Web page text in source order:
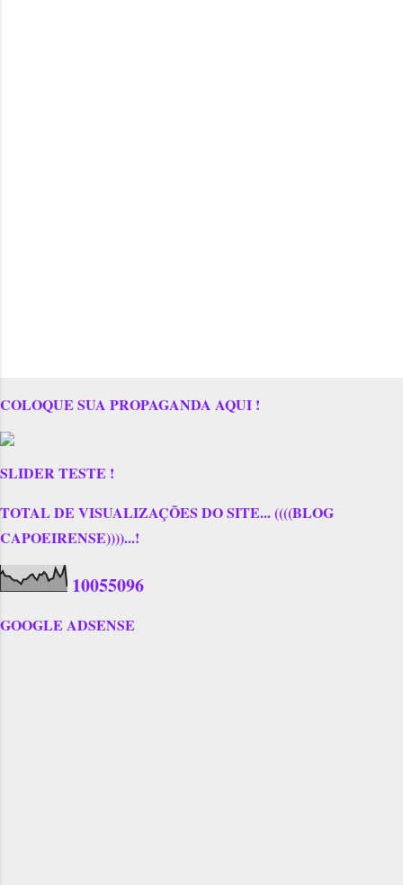
COLOQUE SUA PROPAGANDA AQUI !
SLIDER TESTE !
TOTAL DE VISUALIZAÇÕES DO SITE... ((((BLOG
CAPOEIRENSE))))...!
10055096
GOOGLE ADSENSE